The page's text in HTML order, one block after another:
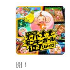
開！